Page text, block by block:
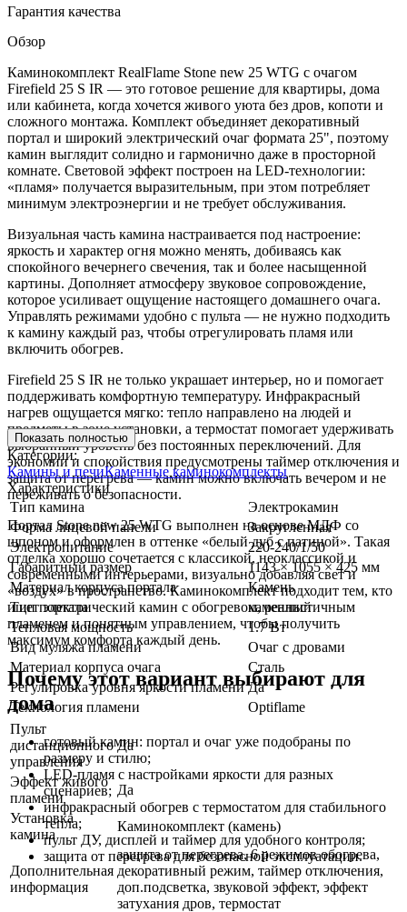
Гарантия качества
Обзор
Каминокомплект RealFlame Stone new 25 WTG с очагом
Firefield 25 S IR — это готовое решение для квартиры, дома
или кабинета, когда хочется живого уюта без дров, копоти и
сложного монтажа. Комплект объединяет декоративный
портал и широкий электрический очаг формата 25", поэтому
камин выглядит солидно и гармонично даже в просторной
комнате. Световой эффект построен на LED-технологии:
«пламя» получается выразительным, при этом потребляет
минимум электроэнергии и не требует обслуживания.
Визуальная часть камина настраивается под настроение:
яркость и характер огня можно менять, добиваясь как
спокойного вечернего свечения, так и более насыщенной
картины. Дополняет атмосферу звуковое сопровождение,
которое усиливает ощущение настоящего домашнего очага.
Управлять режимами удобно с пульта — не нужно подходить
к камину каждый раз, чтобы отрегулировать пламя или
включить обогрев.
Firefield 25 S IR не только украшает интерьер, но и помогает
поддерживать комфортную температуру. Инфракрасный
нагрев ощущается мягко: тепло направлено на людей и
предметы в зоне установки, а термостат помогает удерживать
выбранный уровень без постоянных переключений. Для
экономии и спокойствия предусмотрены таймер отключения и
защита от перегрева — камин можно включать вечером и не
переживать о безопасности.
Портал Stone new 25 WTG выполнен на основе МДФ со
шпоном и оформлен в оттенке «белый дуб с патиной». Такая
отделка хорошо сочетается с классикой, неоклассикой и
современными интерьерами, визуально добавляя свет и
«воздух» в пространство. Каминокомплект подходит тем, кто
ищет электрический камин с обогревом, реалистичным
пламенем и понятным управлением, чтобы получить
максимум комфорта каждый день.
Почему этот вариант выбирают для
дома
готовый камин: портал и очаг уже подобраны по
размеру и стилю;
LED-пламя с настройками яркости для разных
сценариев;
инфракрасный обогрев с термостатом для стабильного
тепла;
пульт ДУ, дисплей и таймер для удобного контроля;
защита от перегрева для безопасной эксплуатации.
Показать полностью
Категории:
Камины и печиКаменные каминокомплекты
Характеристики
Тип камина
Электрокамин
Форма лицевой панели
Закругленная
Электропитание
220-240/1/50
Габаритный размер
1143 × 1055 × 425 мм
Материал корпуса портала
Камень
Тип портала
каменный
Тепловая мощность
1.7 Вт
Вид муляжа пламени
Очаг с дровами
Материал корпуса очага
Сталь
Регулировка уровня яркости пламени Да
Технология пламени
Optiflame
Пульт
дистанционного
управления
Да
Эффект живого
пламени
Да
Установка
камина
Каминокомплект (камень)
Дополнительная
информация
защита от перегрева, 6 режимов обогрева,
декоративный режим, таймер отключения,
доп.подсветка, звуковой эффект, эффект
затухания дров, термостат